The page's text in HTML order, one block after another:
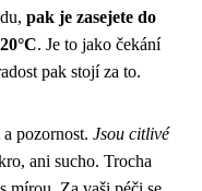
pak je zasejete do
. Je to jako čekání
pak stojí za to.
pozornost. Jsou citlivé
ani sucho. Trocha